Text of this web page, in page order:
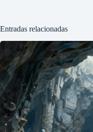
Entradas relacionadas